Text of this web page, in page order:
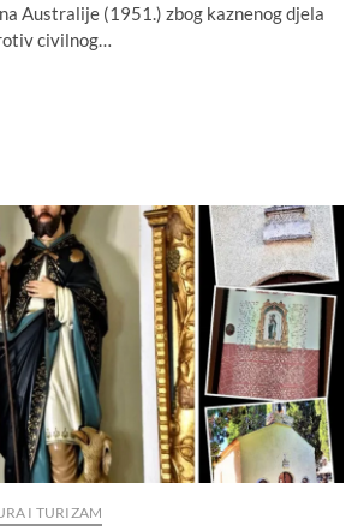
Australije (1951.) zbog kaznenog djela
civilnog…
I TURIZAM